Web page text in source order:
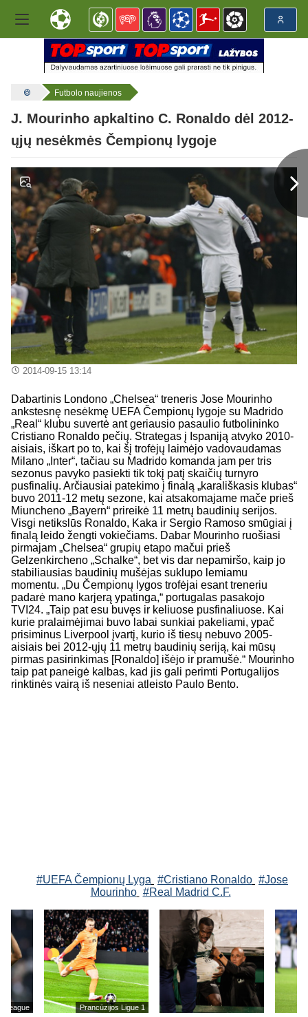
Futbolo naujienos
J. Mourinho apkaltino C. Ronaldo dėl 2012-
ųjų nesėkmės Čempionų lygoje
2014-09-15 13:14
Dabartinis Londono „Chelsea“ treneris Jose Mourinho
ankstesnę nesėkmę UEFA Čempionų lygoje su Madrido
„Real“ klubu suvertė ant geriausio pasaulio futbolininko
Cristiano Ronaldo pečių. Strategas į Ispaniją atvyko 2010-
aisiais, iškart po to, kai šį trofėjų laimėjo vadovaudamas
Milano „Inter“, tačiau su Madrido komanda jam per tris
sezonus pavyko pasiekti tik tokį patį skaičių turnyro
pusfinalių. Arčiausiai patekimo į finalą „karališkasis klubas“
buvo 2011-12 metų sezone, kai atsakomajame mače prieš
Miuncheno „Bayern“ prireikė 11 metrų baudinių serijos.
Visgi netikslūs Ronaldo, Kaka ir Sergio Ramoso smūgiai į
finalą leido žengti vokiečiams. Dabar Mourinho ruošiasi
pirmajam „Chelsea“ grupių etapo mačui prieš
Gelzenkircheno „Schalke“, bet vis dar nepamiršo, kaip jo
stabiliausias baudinių mušėjas suklupo lemiamu
momentu. „Du Čempionų lygos trofėjai esant treneriu
padarė mano karjerą ypatinga,“ portugalas pasakojo
TVI24. „Taip pat esu buvęs ir keliuose pusfinaliuose. Kai
kurie pralaimėjimai buvo labai sunkiai pakeliami, ypač
prisiminus Liverpool įvartį, kurio iš tiesų nebuvo 2005-
aisiais bei 2012-ųjų 11 metrų baudinių seriją, kai mūsų
pirmas pasirinkimas [Ronaldo] išėjo ir pramušė.“ Mourinho
taip pat paneigė kalbas, kad jis gali perimti Portugalijos
rinktinės vairą iš neseniai atleisto Paulo Bento.
#UEFA Čempionų Lyga #Cristiano Ronaldo #Jose
Mourinho #Real Madrid C.F.
League Prancūzijos Ligue 1